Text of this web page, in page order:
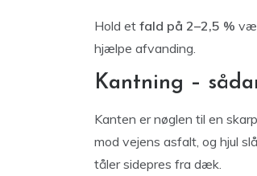
Hold et fald på 2–2,5 %
hjælpe afvanding.
Kantning –
Kanten er nøglen til en
mod vejens asfalt, og hjul
tåler sidepres fra dæk.